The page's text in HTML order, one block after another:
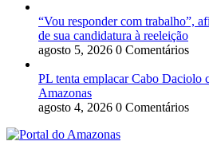
“Vou responder com trabalho”,
de sua candidatura à reeleição
agosto 5, 2026 0 Comentários
PL tenta emplacar Cabo Daciolo
Amazonas
agosto 4, 2026 0 Comentários